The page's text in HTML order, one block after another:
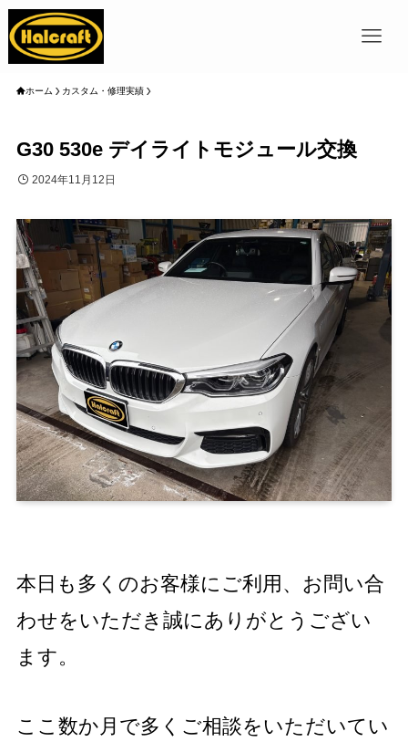
ホーム カスタム・修理実績
G30 530e デイライトモジュール交換
2024年11月12日
本日も多くのお客様にご利用、お問い合
わせをいただき誠にありがとうござい
ます。
ここ数か月で多くご相談をいただいてい